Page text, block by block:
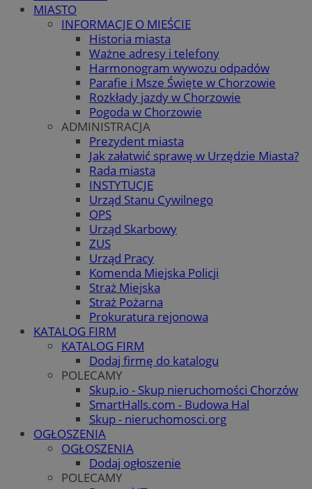
MIASTO
INFORMACJE O MIEŚCIE
Historia miasta
Ważne adresy i telefony
Harmonogram wywozu odpadów
Parafie i Msze Święte w Chorzowie
Rozkłady jazdy w Chorzowie
Pogoda w Chorzowie
ADMINISTRACJA
Prezydent miasta
Jak załatwić sprawę w Urzędzie Miasta?
Rada miasta
INSTYTUCJE
Urząd Stanu Cywilnego
OPS
Urząd Skarbowy
ZUS
Urząd Pracy
Komenda Miejska Policji
Straż Miejska
Straż Pożarna
Prokuratura rejonowa
KATALOG FIRM
KATALOG FIRM
Dodaj firmę do katalogu
POLECAMY
Skup.io - Skup nieruchomości Chorzów
SmartHalls.com - Budowa Hal
Skup - nieruchomosci.org
OGŁOSZENIA
OGŁOSZENIA
Dodaj ogłoszenie
POLECAMY